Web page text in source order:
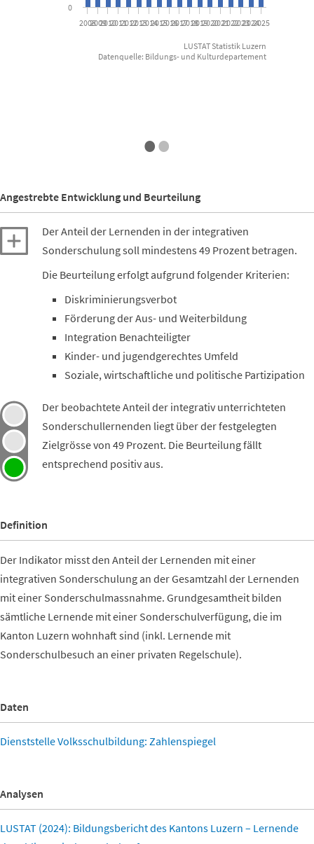
200820092010201120122013201420152016201720182019202020212022202320242025
0
LUSTAT Statistik Luzern
Datenquelle: Bildungs- und Kulturdepartement
••
Angestrebte Entwicklung und Beurteilung
Der Anteil der Lernenden in der integrativen
Sonderschulung soll mindestens 49 Prozent betragen.
Die Beurteilung erfolgt aufgrund folgender Kriterien:
Diskriminierungsverbot
Förderung der Aus- und Weiterbildung
Integration Benachteiligter
Kinder- und jugendgerechtes Umfeld
Soziale, wirtschaftliche und politische Partizipation
Der beobachtete Anteil der integrativ unterrichteten
Sonderschullernenden liegt über der festgelegten
Zielgrösse von 49 Prozent. Die Beurteilung fällt
entsprechend positiv aus.
Definition
Der Indikator misst den Anteil der Lernenden mit einer
integrativen Sonderschulung an der Gesamtzahl der Lernenden
mit einer Sonderschulmassnahme. Grundgesamtheit bilden
sämtliche Lernende mit einer Sonderschulverfügung, die im
Kanton Luzern wohnhaft sind (inkl. Lernende mit
Sonderschulbesuch an einer privaten Regelschule).
Daten
Dienststelle Volksschulbildung: Zahlenspiegel
Analysen
LUSTAT (2024): Bildungsbericht des Kantons Luzern – Lernende